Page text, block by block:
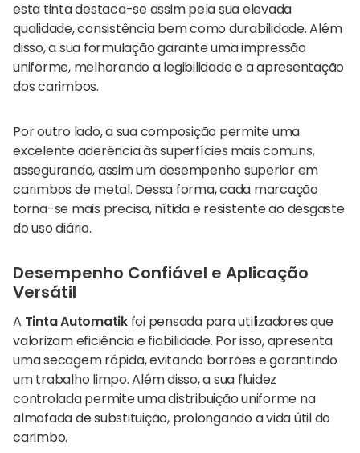
esta tinta destaca-se assim pela sua elevada
qualidade, consistência bem como durabilidade. Além
disso, a sua formulação garante uma impressão
uniforme, melhorando a legibilidade e a apresentação
dos carimbos.
Por outro lado, a sua composição permite uma
excelente aderência às superfícies mais comuns,
assegurando, assim um desempenho superior em
carimbos de metal. Dessa forma, cada marcação
torna-se mais precisa, nítida e resistente ao desgaste
do uso diário.
Desempenho Confiável e Aplicação
Versátil
A Tinta Automatikfoi pensada para utilizadores que
valorizam eficiência e fiabilidade. Por isso, apresenta
uma secagem rápida, evitando borrões e garantindo
um trabalho limpo. Além disso, a sua fluidez
controlada permite uma distribuição uniforme na
almofada de substituição, prolongando a vida útil do
carimbo.